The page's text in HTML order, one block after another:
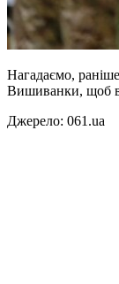
Нагадаємо,
Вишиванки, щоб
Джерело: 061.ua